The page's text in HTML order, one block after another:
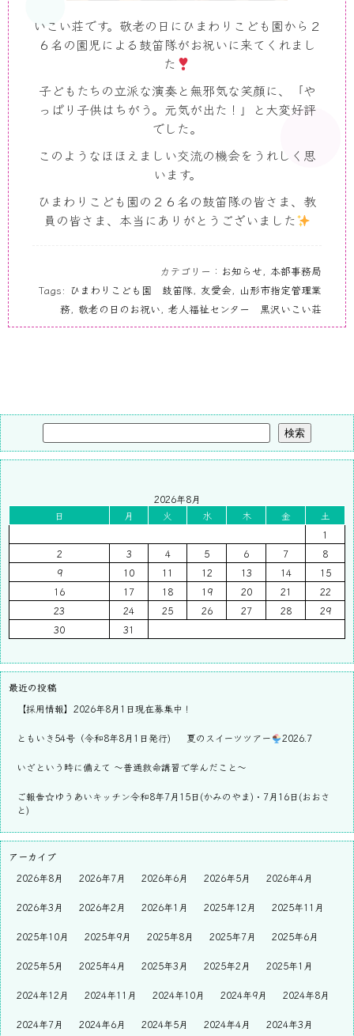
いこい荘です。敬老の日にひまわりこども園から２
６名の園児による鼓笛隊がお祝いに来てくれまし
た
子どもたちの立派な演奏と無邪気な笑顔に、「や
っぱり子供はちがう。元気が出た！」と大変好評
でした。
このようなほほえましい交流の機会をうれしく思
います。
ひまわりこども園の２６名の鼓笛隊の皆さま、教
員の皆さま、本当にありがとうございました
カテゴリー： お知らせ, 本部事務局
Tags: ひまわりこども園 鼓笛隊, 友愛会, 山形市指定管理業
務, 敬老の日のお祝い, 老人福祉センター 黒沢いこい荘
検索
2026年8月
日
月 火 水 木 金
土
1
2
3 4 5 6 7
8
9
10 11 12 13 14
15
16
17 18 19 20 21
22
23
24 25 26 27 28
29
30
31
最近の投稿
【採用情報】2026年8月1日現在募集中！
ともいき54号（令和8年8月1日発行) 夏のスイーツツアー 2026.7
いざという時に備えて ～普通救命講習で学んだこと～
ご報告☆ゆうあいキッチン令和8年7月15日(かみのやま)・7月16日(おおさ
と)
アーカイブ
2026年8月
2026年7月 2026年6月 2026年5月 2026年4月
2026年3月 2026年2月 2026年1月 2025年12月 2025年11月
2025年10月 2025年9月 2025年8月 2025年7月 2025年6月
2025年5月 2025年4月 2025年3月 2025年2月 2025年1月
2024年12月 2024年11月 2024年10月 2024年9月 2024年8月
2024年7月 2024年6月 2024年5月 2024年4月 2024年3月